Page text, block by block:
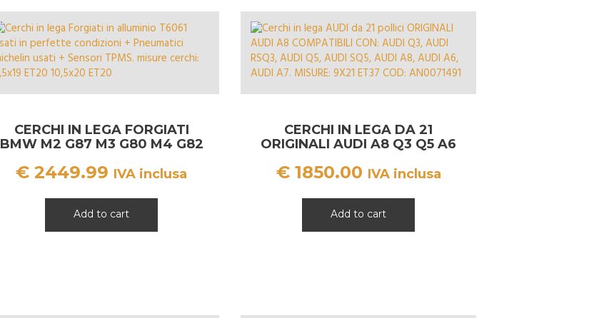
CERCHI IN LEGA FORGIATI
BMW M2 G87 M3 G80 M4 G82
MICHELIN
€ 2449.99 IVA inclusa
Add to cart
CERCHI IN LEGA DA 21
ORIGINALI AUDI A8 Q3 Q5 A6
€1850.00 IVA inclusa
Add to cart